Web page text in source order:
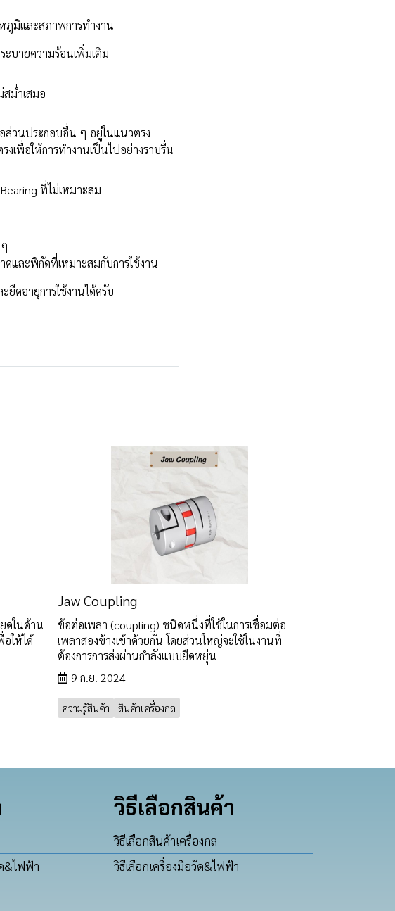
ภูมิและสภาพการทำงาน
ะบายความร้อนเพิ่มเติม
สม่ำเสมอ
อส่วนประกอบอื่น ๆ อยู่ในแนวตรง
เพื่อให้การทำงานเป็นไปอย่างราบรื่น
ที่ไม่เหมาะสม
และพิกัดที่เหมาะสมกับการใช้งาน
ดอายุการใช้งานได้ครับ
ดในด้าน
อให้ได้
Jaw Coupling
ข้อต่อเพลา (coupling) ชนิดหนึ่งที่ใช้ในการเชื่อมต่อ
เพลาสองข้างเข้าด้วยกัน โดยส่วนใหญ่จะใช้ในงานที่
ต้องการการส่งผ่านกำลังแบบยืดหยุ่น
9 ก.ย. 2024
ความรู้สินค้า สินค้าเครื่องกล
&ไฟฟ้า
วิธีเลือกสินค้า
วิธีเลือกสินค้าเครื่องกล
วิธีเลือกเครื่องมือวัด&ไฟฟ้า